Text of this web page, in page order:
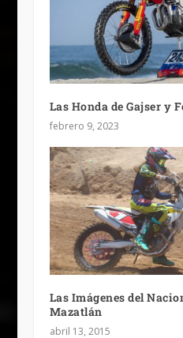
Las Honda de Gajser y
febrero 9, 2023
Las Imágenes del
Mazatlán
abril 13, 2015